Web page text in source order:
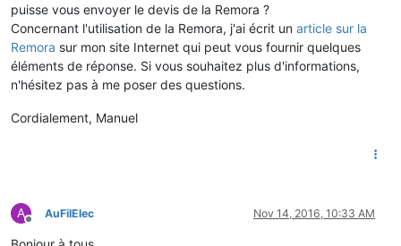
puisse vous envoyer le devis de la Remora ?
Concernant l'utilisation de la Remora, j'ai écrit un article sur la
Remora sur mon site Internet qui peut vous fournir quelques
éléments de réponse. Si vous souhaitez plus d'informations,
n'hésitez pas à me poser des questions.
Cordialement, Manuel
A
Offline
AuFilElec Nov 14, 2016, 10:33 AM